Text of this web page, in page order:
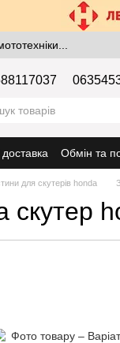
Обмін та
для скутерів honda
скутер